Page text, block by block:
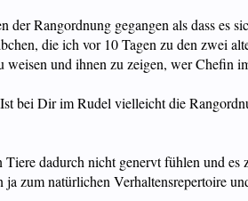
Rangordnung gegangen als dass es
die ich vor 10 Tagen zu den zwei
und ihnen zu zeigen, wer Chefin
bei Dir im Rudel vielleicht die
dadurch nicht genervt fühlen und
zum natürlichen Verhaltensrepertoire